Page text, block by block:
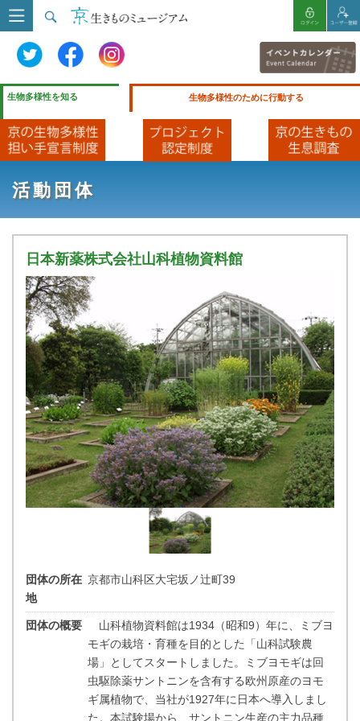
生物多様性を知る 生物多様性のために行動する
活動団体
日本新薬株式会社山科植物資料館
団体の所在
地
京都市山科区大宅坂ノ辻町39
団体の概要
山科植物資料館は1934（昭和9）年に、ミブヨ
モギの栽培・育種を目的とした「山科試験農
場」としてスタートしました。ミブヨモギは回
虫駆除薬サントニンを含有する欧州原産のヨモ
ギ属植物で、当社が1927年に日本へ導入しまし
た。本試験場から、サントニン生産の主力品種